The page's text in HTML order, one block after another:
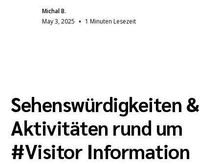
Michal B.
May 3, 2025 • 1 Minuten Lesezeit
Sehenswürdigkeiten &
Aktivitäten rund um
#Visitor Information